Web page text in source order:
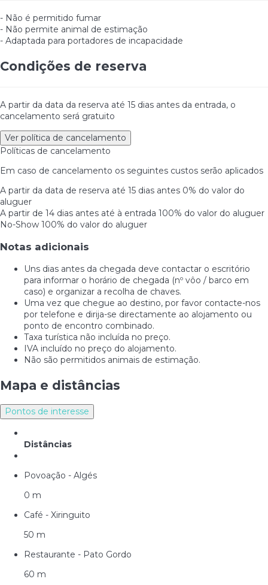
- Não é permitido fumar
- Não permite animal de estimação
- Adaptada para portadores de incapacidade
Condições de reserva
A partir da data da reserva até 15 dias antes da entrada, o
cancelamento será gratuito
Ver política de cancelamento
Políticas de cancelamento
Em caso de cancelamento os seguintes custos serão aplicados
A partir da data de reserva até 15 dias antes 0% do valor do
aluguer
A partir de 14 dias antes até à entrada 100% do valor do aluguer
No-Show 100% do valor do aluguer
Notas adicionais
Uns dias antes da chegada deve contactar o escritório
para informar o horário de chegada (nº vôo / barco em
caso) e organizar a recolha de chaves.
Uma vez que chegue ao destino, por favor contacte-nos
por telefone e dirija-se directamente ao alojamento ou
ponto de encontro combinado.
Taxa turística não incluída no preço.
IVA incluído no preço do alojamento.
Não são permitidos animais de estimação.
Mapa e distâncias
Pontos de interesse
Distâncias
Povoação - Algés
0 m
Café - Xiringuito
50 m
Restaurante - Pato Gordo
60 m